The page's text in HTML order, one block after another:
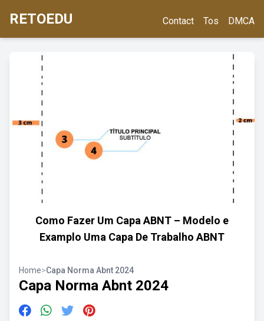
RETOEDU Contact Tos DMCA
Como Fazer Um Capa ABNT – Modelo e
Examplo Uma Capa De Trabalho ABNT
Home>Capa Norma Abnt 2024
Capa Norma Abnt 2024